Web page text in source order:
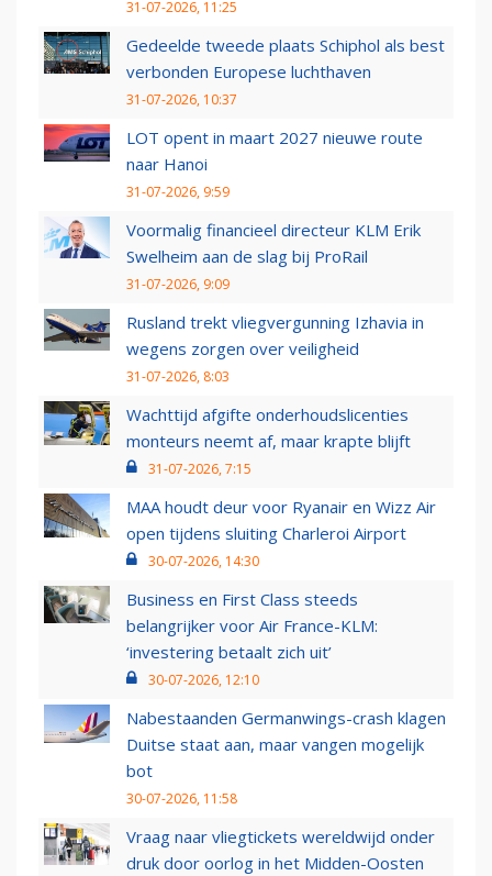
31-07-2026, 11:25
Gedeelde tweede plaats Schiphol als best
verbonden Europese luchthaven
31-07-2026, 10:37
LOT opent in maart 2027 nieuwe route
naar Hanoi
31-07-2026, 9:59
Voormalig financieel directeur KLM Erik
Swelheim aan de slag bij ProRail
31-07-2026, 9:09
Rusland trekt vliegvergunning Izhavia in
wegens zorgen over veiligheid
31-07-2026, 8:03
Wachttijd afgifte onderhoudslicenties
monteurs neemt af, maar krapte blijft
31-07-2026, 7:15
MAA houdt deur voor Ryanair en Wizz Air
open tijdens sluiting Charleroi Airport
30-07-2026, 14:30
Business en First Class steeds
belangrijker voor Air France-KLM:
‘investering betaalt zich uit’
30-07-2026, 12:10
Nabestaanden Germanwings-crash klagen
Duitse staat aan, maar vangen mogelijk
bot
30-07-2026, 11:58
Vraag naar vliegtickets wereldwijd onder
druk door oorlog in het Midden-Oosten